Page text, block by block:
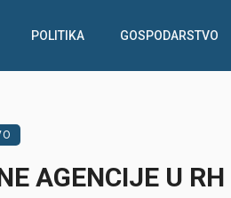
POLITIKA GOSPODARSTVO
AGENCIJE U